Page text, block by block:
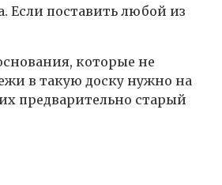
Если поставить любой из
которые не
в такую доску нужно на
предварительно старый